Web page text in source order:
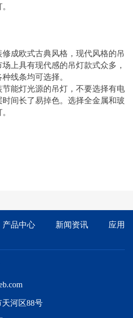
成欧式古典风格，现代风格的吊
上具有现代感的吊灯款式众多，
线条均可选择。
能灯光源的吊灯，不要选择有电
间长了易掉色。选择全金属和玻
产品中心 新闻资讯
应用
河区88号